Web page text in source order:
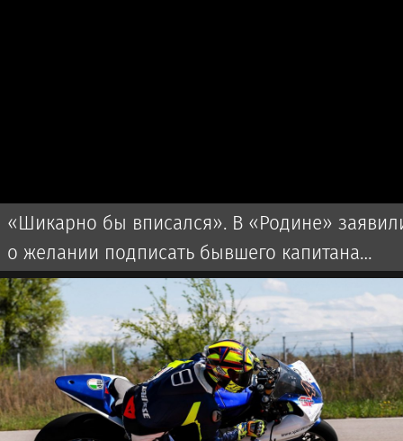
«Шикарно бы вписался». В «Родине»
о желании подписать бывшего капитана
мадридского «Реала»